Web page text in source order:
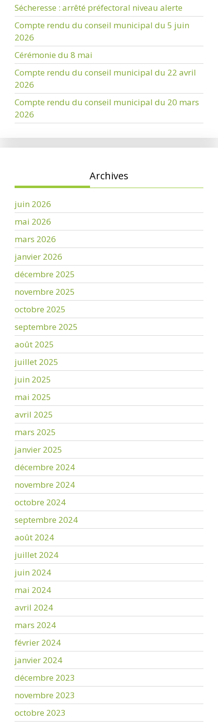
Sécheresse : arrêté préfectoral niveau alerte
Compte rendu du conseil municipal du 5 juin
2026
Cérémonie du 8 mai
Compte rendu du conseil municipal du 22 avril
2026
Compte rendu du conseil municipal du 20 mars
2026
Archives
juin 2026
mai 2026
mars 2026
janvier 2026
décembre 2025
novembre 2025
octobre 2025
septembre 2025
août 2025
juillet 2025
juin 2025
mai 2025
avril 2025
mars 2025
janvier 2025
décembre 2024
novembre 2024
octobre 2024
septembre 2024
août 2024
juillet 2024
juin 2024
mai 2024
avril 2024
mars 2024
février 2024
janvier 2024
décembre 2023
novembre 2023
octobre 2023